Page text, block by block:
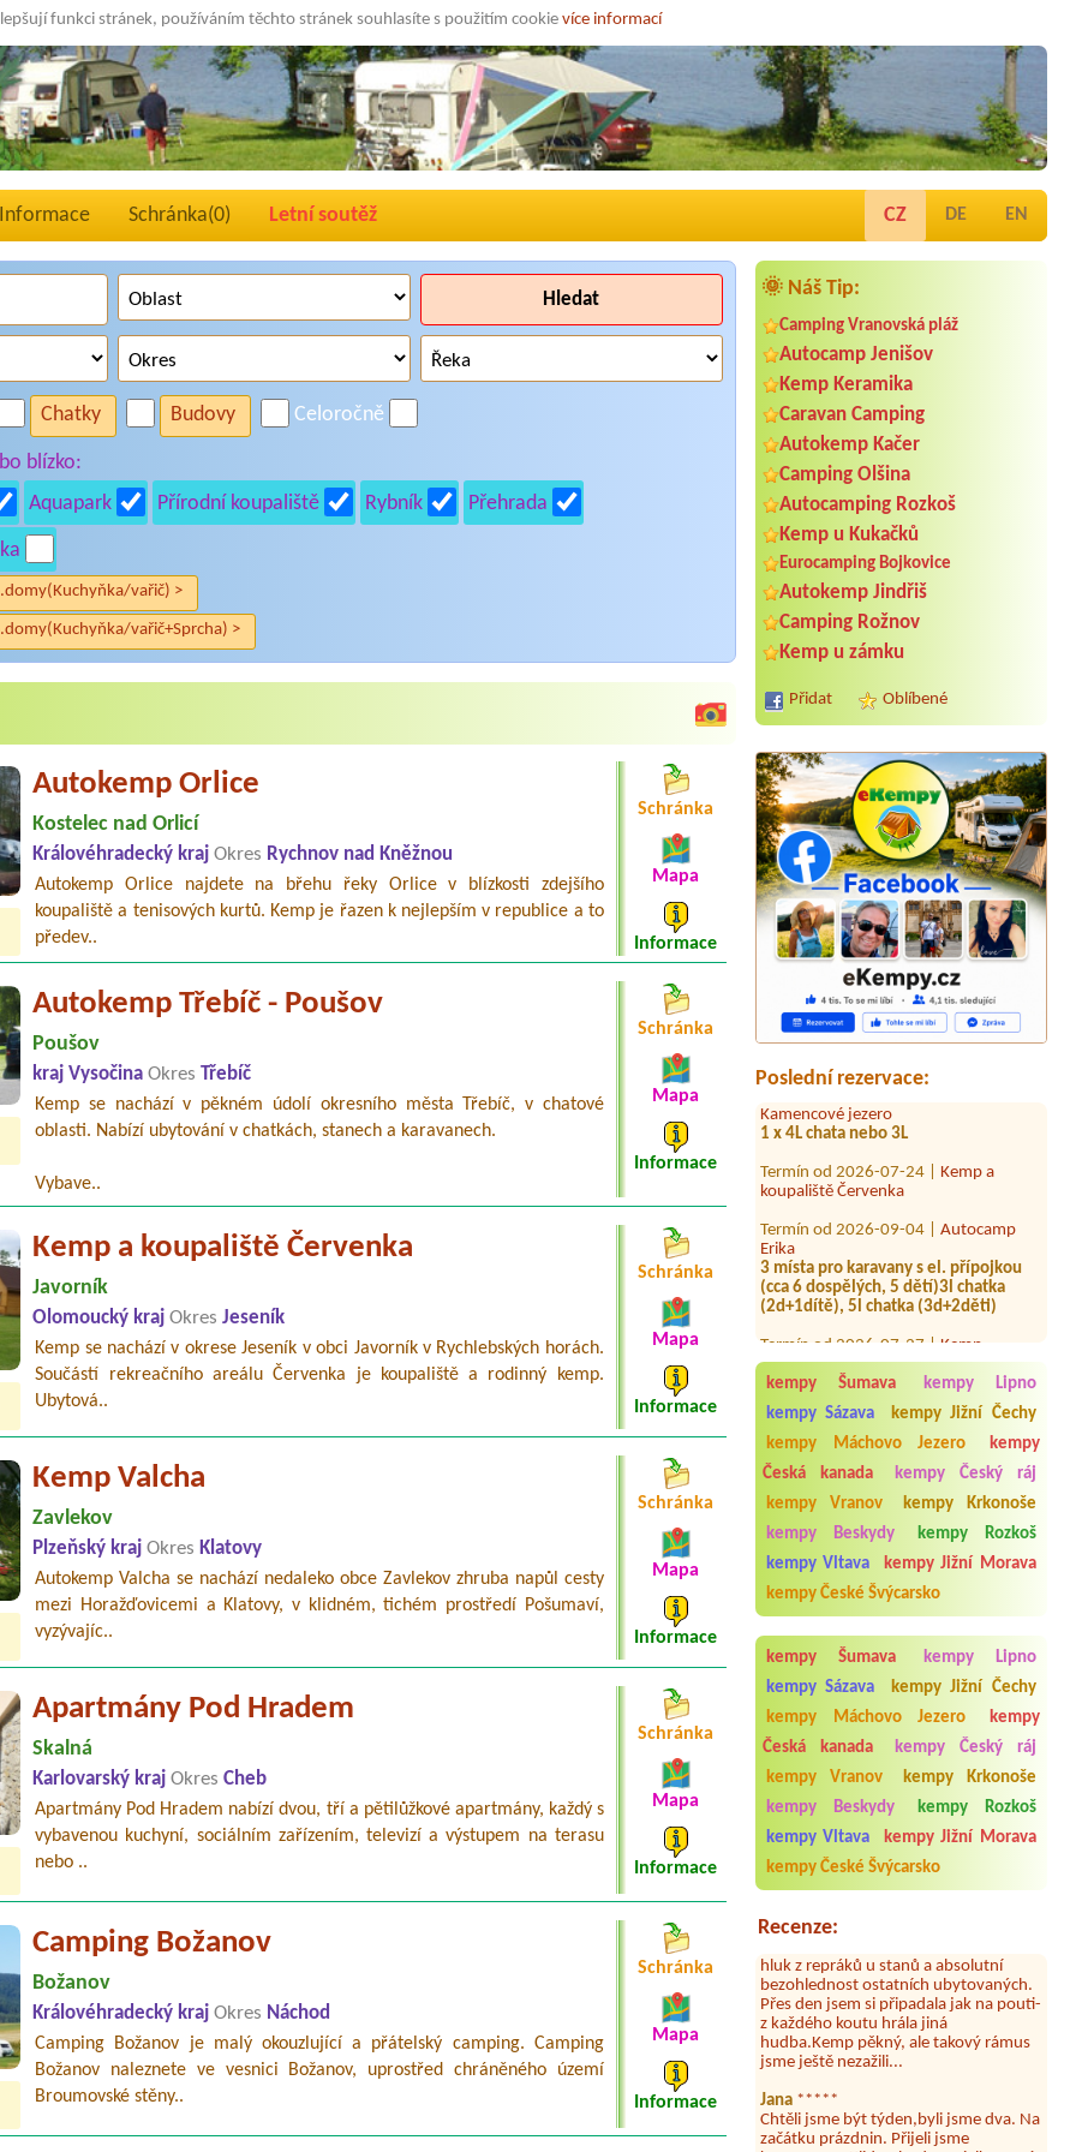
funkci stránek, používáním těchto stránek souhlasíte s použitím cookie více informací
Informace Schránka(0) Letní soutěž CZ DE EN
🌞 Náš Tip:
Camping Vranovská pláž
Autocamp Jenišov
Kemp Keramika
Caravan Camping
Autokemp Kačer
Camping Olšina
Autocamping Rozkoš
Kemp u Kukačků
Eurocamping Bojkovice
Autokemp Jindřiš
Camping Rožnov
Kemp u zámku
Přidat Oblíbené
Poslední rezervace:
Termín od 2026-07-31 |Autokemp
Seifert
Stellplatz fuer ein Klappfix ohne oder
mit Stromanschluss
Termín od 2026-08-08 |Tábořiště
Pikovice
Termín od 2026-07-31 |
1 x 4L chata nebo 3L
koupaliště Červenka
Erika
3 místa pro karavany s el. přípojkou
(cca 6 dospělých, 5 dětí)3l chatka
(2d+1dítě), 5l chatka (3d+2děti)
Podskalí
Chatka
Termín od 2026-08-10 |
Kemp
Trhovky
karavan +dodávka , 2x dítě ,
1xdospělý
Termín od 2026-08-04 |Chaty Holiday
Termín od 2026-07-24 | Autokemp
Podhoří
4 personen
Termín od 2026-08-05 |Kemp
Březový Háj
2B Bungalow, 1 Erwachsener + 1 Kind
kempy Šumava
kempy Lipno
kempy Sázava
kempy Jižní Čechy
kempy Máchovo Jezero
kempy
Česká kanada
kempy Český ráj
kempy Vranov
kempy Krkonoše
kempy Beskydy
kempy Rozkoš
kempy Vltava
kempy Jižní Morava
kempy České Švýcarsko
kempy Šumava
kempy Lipno
kempy Sázava
kempy Jižní Čechy
kempy Máchovo Jezero
kempy
Česká kanada
kempy Český ráj
kempy Vranov
kempy Krkonoše
kempy Beskydy
kempy Rozkoš
kempy Vltava
kempy Jižní Morava
kempy České Švýcarsko
Recenze:
Aneta Melicharová
***
Byli jsme zde v týdnu od 25.7. do 1.8.
2026. Kemp jako takový je pěkný. V
umývárně i na WC bylo vždy čisto,
doplněný papír i utěrky, což při
množství návštěvníků není
samozřejmost. V kempu je obchod a
Co nás ale velice zklamalo byl celodenní
bezohlednost ostatních ubytovaných.
Přes den jsem si připadala jak na pouti-
z každého koutu hrála jiná
hudba.Kemp pěkný, ale takový rámus
jsme ještě nezažili...
Chtěli jsme být týden,byli jsme dva. Na
začátku prázdnin. Přijeli jsme
karavanem. Klid pohoda socialky nové
Hledat
Chatky Budovy Celoročně
blízko:
Aquapark Přírodní koupaliště Rybník Přehrada
vařič) >
vařič+Sprcha) >
Autokemp Orlice
Kostelec nad Orlicí
Královéhradecký krajOkres Rychnov nad Kněžnou
Autokemp Orlice najdete na břehu řeky Orlice v blízkosti zdejšího
koupaliště a tenisových kurtů. Kemp je řazen k nejlepším v republice a to
předev..
Schránka
Mapa
Informace
Autokemp Třebíč - Poušov
Poušov
kraj VysočinaOkres
Třebíč
Kemp se nachází v pěkném údolí okresního města Třebíč, v chatové
oblasti. Nabízí ubytování v chatkách, stanech a karavanech.
Vybave..
Schránka
Mapa
Informace
Kemp a koupaliště Červenka
Javorník
Olomoucký krajOkres Jeseník
Kemp se nachází v okrese Jeseník v obci Javorník v Rychlebských horách.
Součástí rekreačního areálu Červenka je koupaliště a rodinný kemp.
Ubytová..
Schránka
Mapa
Informace
Kemp Valcha
Zavlekov
Plzeňský krajOkres Klatovy
Autokemp Valcha se nachází nedaleko obce Zavlekov zhruba napůl cesty
mezi Horažďovicemi a Klatovy, v klidném, tichém prostředí Pošumaví,
vyzývajíc..
Schránka
Mapa
Informace
Apartmány Pod Hradem
Skalná
Karlovarský krajOkres Cheb
Apartmány Pod Hradem nabízí dvou, tří a pětilůžkové apartmány, každý s
vybavenou kuchyní, sociálním zařízením, televizí a výstupem na terasu
nebo ..
Schránka
Mapa
Informace
Camping Božanov
Božanov
Královéhradecký krajOkres Náchod
Camping Božanov je malý okouzlující a přátelský camping. Camping
Božanov naleznete ve vesnici Božanov, uprostřed chráněného území
Broumovské stěny..
Schránka
Mapa
Informace